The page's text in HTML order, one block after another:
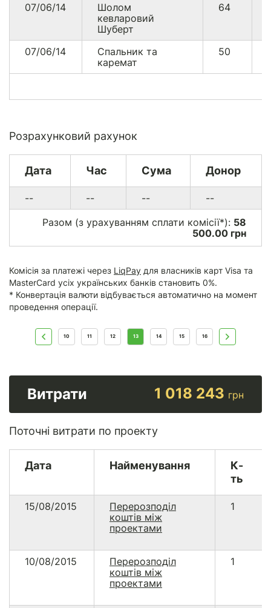
07/06/14
Шолом
кевларовий
Шуберт
64
07/06/14
Спальник та
каремат
50
Розрахунковий рахунок
Дата Час Сума Донор
-- -- --
--
Разом (з урахуванням сплати комісії*): 58
500.00 грн
Комісія за платежі через LiqPay для власників карт Visa та
MasterCard усіх українських банків становить 0%.
* Конвертація валюти відбувається автоматично на момент
проведення операції.
10 11 12 13 14 15 16
Витрати 1 018 243 грн
Поточні витрати по проекту
Дата Найменування
К-
ть
15/08/2015
Перерозподіл
коштів між
проектами
1
10/08/2015
Перерозподіл
коштів між
проектами
1